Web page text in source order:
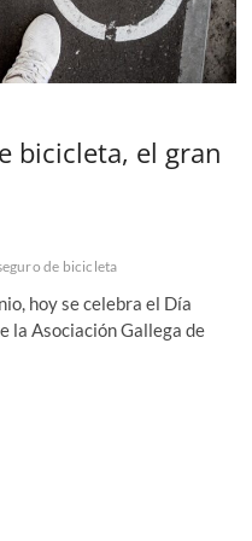
bicicleta, el gran
de bicicleta
hoy se celebra el Día
la Asociación Gallega de